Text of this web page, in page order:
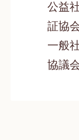
公益
証協
一般
協議